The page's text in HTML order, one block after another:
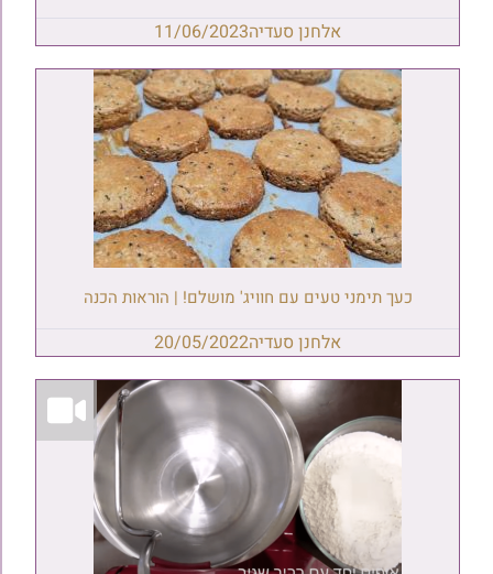
אלחנן סעדיה11/06/2023
כעך תימני טעים עם חוויג' מושלם! | הוראות הכנה
אלחנן סעדיה20/05/2022